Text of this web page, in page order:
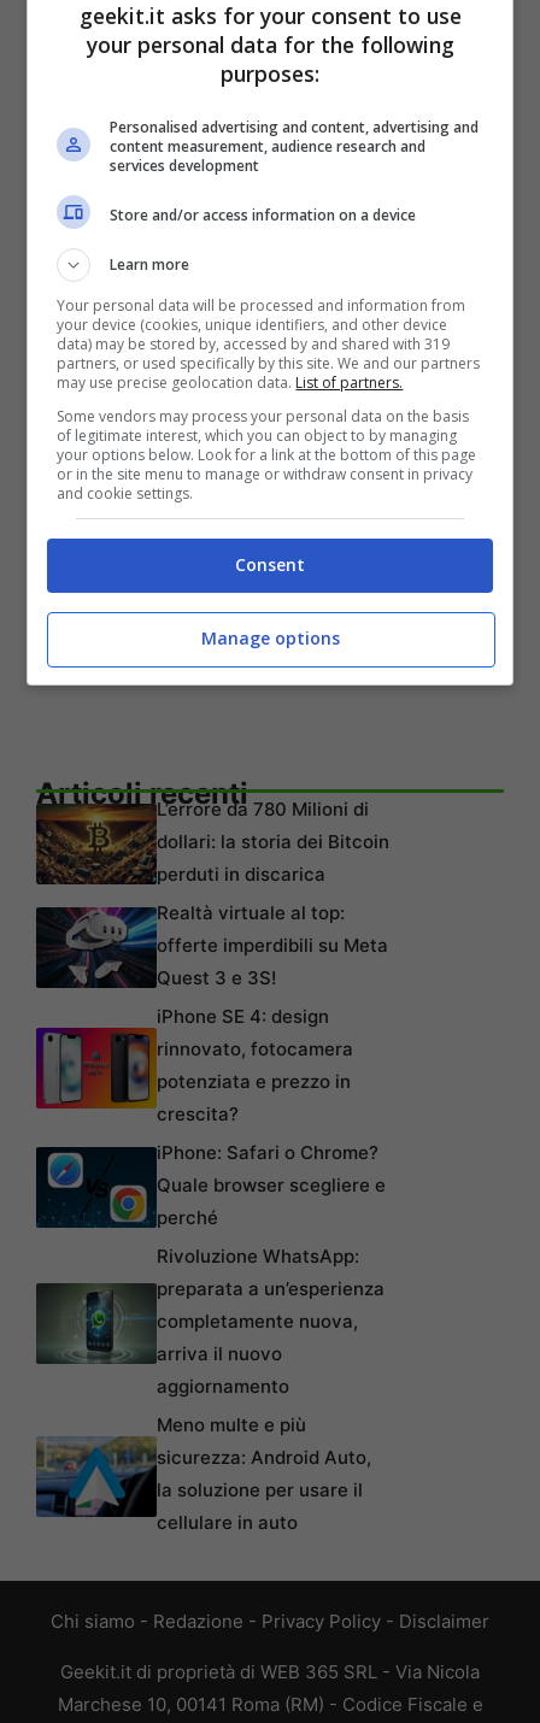
Per celebrare l’annuncio della data di uscita di
Final Fantasy CRYSTAL CHRONICLES
Remastered Edition, l’art director Toshiyuki
Itahana
ha creato un brillante artwork con i
personaggi delle quattro tribù del gioco:
Clavats, Lilties, Yukes e Selkies!
Final Fantasy CRYSTAL CHRONICLES
Remastered Editionarriverà su PS4,
Nintendo Switch, dispositivi iOS e Android il
23 gennaio 2020.
Articoli recentiL’errore da 780 Milioni di
dollari: la storia dei Bitcoin
perduti in discarica
Realtà virtuale al top:
offerte imperdibili su Meta
Quest 3 e 3S!
iPhone SE 4: design
rinnovato, fotocamera
potenziata e prezzo in
crescita?
iPhone: Safari o Chrome?
Quale browser scegliere e
perché
Rivoluzione WhatsApp:
preparata a un’esperienza
completamente nuova,
arriva il nuovo
aggiornamento
Meno multe e più
sicurezza: Android Auto,
la soluzione per usare il
cellulare in auto
Chi siamo - Redazione - Privacy Policy - Disclaimer
Geekit.it di proprietà di WEB 365 SRL - Via Nicola
Marchese 10, 00141 Roma (RM) - Codice Fiscale e
geekit.it asks for your consent to use
your personal data for the following
purposes:
Personalised advertising and content, advertising and
content measurement, audience research and
services development
Store and/or access information on a device
Learn more
Your personal data will be processed and information from
your device (cookies, unique identifiers, and other device
data) may be stored by, accessed by and shared with 319
partners, or used specifically by this site. We and our partners
may use precise geolocation data. List of partners.
Some vendors may process your personal data on the basis
of legitimate interest, which you can object to by managing
your options below. Look for a link at the bottom of this page
or in the site menu to manage or withdraw consent in privacy
and cookie settings.
Consent
Manage options